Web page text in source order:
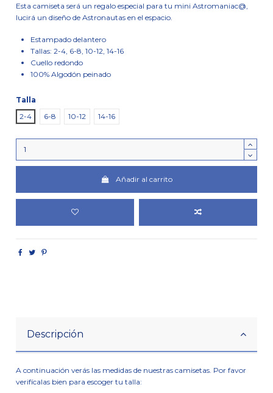
Esta camiseta será un regalo especial para tu mini Astromaniac@,
lucirá un diseño de Astronautas en el espacio.
Estampado delantero
Tallas: 2-4, 6-8, 10-12, 14-16
Cuello redondo
100% Algodón peinado
Talla
2-4
6-8 10-12 14-16
Añadir al carrito
Descripción
A continuación verás las medidas de nuestras camisetas. Por favor
verifícalas bien para escoger tu talla: